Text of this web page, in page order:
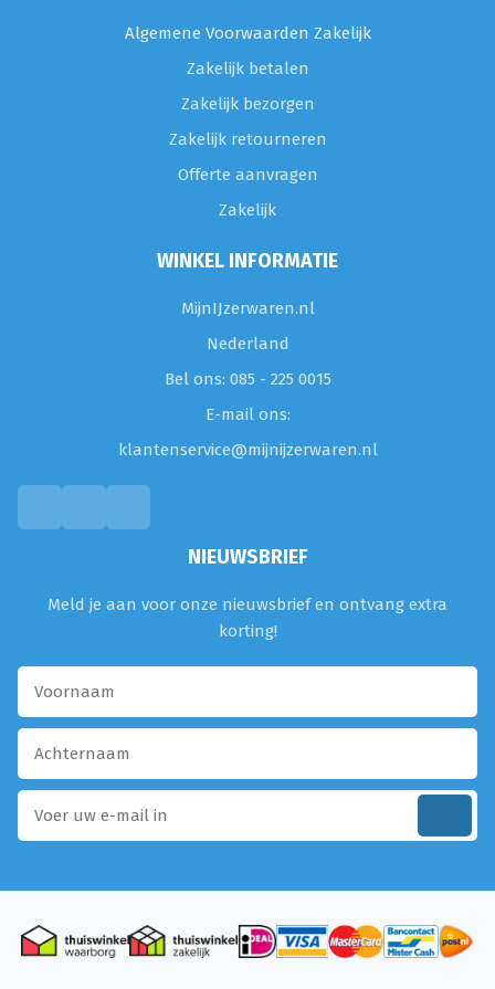
Algemene Voorwaarden Zakelijk
Zakelijk betalen
Zakelijk bezorgen
Zakelijk retourneren
Offerte aanvragen
Zakelijk
WINKEL INFORMATIE
MijnIJzerwaren.nl
Nederland
Bel ons: 085 - 225 0015
E-mail ons:
klantenservice@mijnijzerwaren.nl
NIEUWSBRIEF
Meld je aan voor onze nieuwsbrief en ontvang extra
korting!